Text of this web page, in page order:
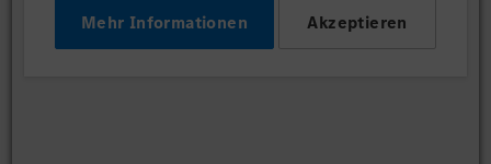
Mehr Informationen Akzeptieren